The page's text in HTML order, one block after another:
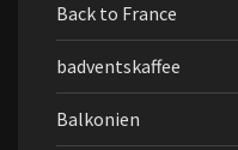
Back to France
badventskaffee
Balkonien